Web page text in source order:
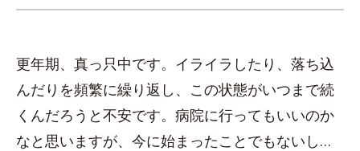
更年期、真っ只中です。イライラしたり、落ち込
んだりを頻繁に繰り返し、この状態がいつまで続
くんだろうと不安です。病院に行ってもいいのか
なと思いますが、今に始まったことでもないし…